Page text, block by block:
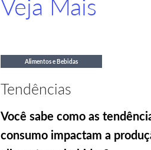
Veja Mais
Alimentos e Bebidas
Tendências
Você sabe como as
consumo impactam a